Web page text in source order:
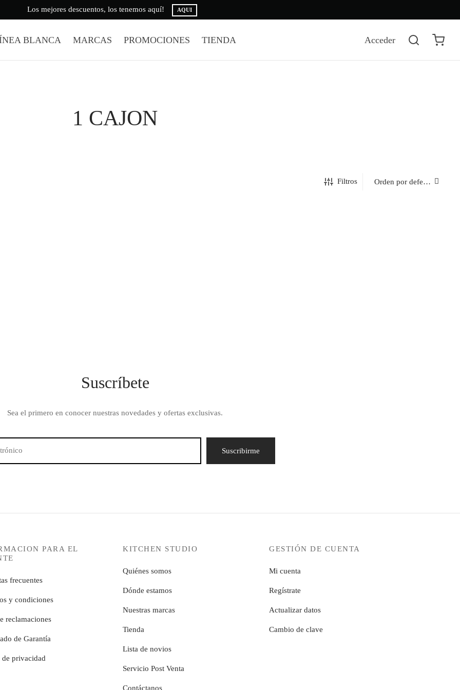
Los mejores descuentos, los tenemos aquí! AQUI
BLANCA MARCAS PROMOCIONES TIENDA Acceder
1 CAJON
Filtros
Suscríbete
Sea el primero en conocer nuestras novedades y ofertas exclusivas.
PARA EL
frecuentes
y condiciones
reclamaciones
de Garantía
de privacidad
KITCHEN STUDIO
Quiénes somos
Dónde estamos
Nuestras marcas
Tienda
Lista de novios
Servicio Post Venta
Contáctanos
GESTIÓN DE CUENTA
Mi cuenta
Regístrate
Actualizar datos
Cambio de clave